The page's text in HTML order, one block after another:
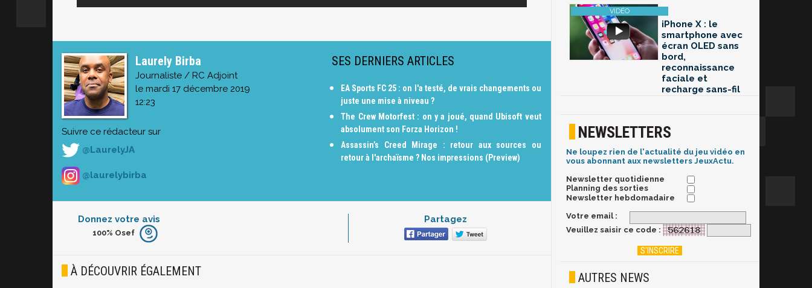
Laurely Birba
Journaliste / RC Adjoint
le mardi 17 décembre 2019
12:23
Suivre ce rédacteur sur
@LaurelyJA
@laurelybirba
SES DERNIERS ARTICLES
EA Sports FC 25 : on l'a testé, de vrais changements ou
juste une mise à niveau ?
The Crew Motorfest : on y a joué, quand Ubisoft veut
absolument son Forza Horizon !
Assassin’s Creed Mirage : retour aux sources ou
retour à l'archaïsme ? Nos impressions (Preview)
Donnez votre avis
Furieux
100% Osef
Partagez
À DÉCOUVRIR ÉGALEMENT
iPhone X : le
smartphone avec
écran OLED sans
bord,
reconnaissance
faciale et
recharge sans-fil
NEWSLETTERS
Ne loupez rien de l'actualité du jeu vidéo en
vous abonnant aux newsletters JeuxActu.
Newsletter quotidienne
Planning des sorties
Newsletter hebdomadaire
Votre email :
Veuillez saisir ce code :
AUTRES NEWS